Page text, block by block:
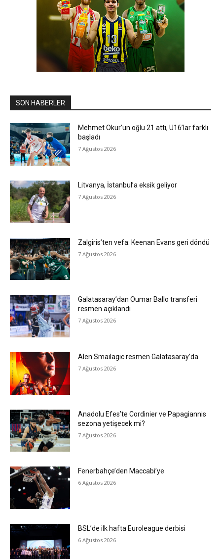
SON HABERLER
Mehmet Okur’un oğlu 21 attı, U16’lar farklı
başladı
7 Ağustos 2026
Litvanya, İstanbul’a eksik geliyor
7 Ağustos 2026
Zalgiris’ten vefa: Keenan Evans geri döndü
7 Ağustos 2026
Galatasaray’dan Oumar Ballo transferi
resmen açıklandı
7 Ağustos 2026
Alen Smailagic resmen Galatasaray’da
7 Ağustos 2026
Anadolu Efes’te Cordinier ve Papagiannis
sezona yetişecek mi?
7 Ağustos 2026
Fenerbahçe’den Maccabi’ye
6 Ağustos 2026
BSL’de ilk hafta Euroleague derbisi
6 Ağustos 2026